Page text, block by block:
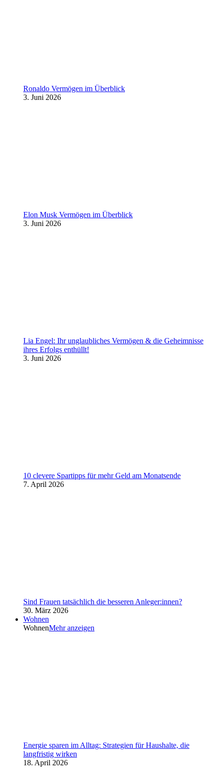
Ronaldo Vermögen im Überblick
3. Juni 2026
Elon Musk Vermögen im Überblick
3. Juni 2026
Lia Engel: Ihr unglaubliches Vermögen & die Geheimnisse
ihres Erfolgs enthüllt!
3. Juni 2026
10 clevere Spartipps für mehr Geld am Monatsende
7. April 2026
Sind Frauen tatsächlich die besseren Anleger:innen?
30. März 2026
Wohnen
WohnenMehr anzeigen
Energie sparen im Alltag: Strategien für Haushalte, die
langfristig wirken
18. April 2026